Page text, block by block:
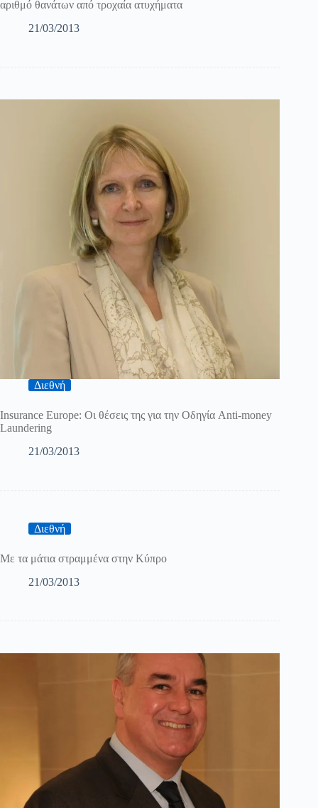
αριθμό θανάτων από τροχαία ατυχήματα
21/03/2013
Διεθνή
Insurance Europe: Οι θέσεις της για την Οδηγία Anti-money
Laundering
21/03/2013
Διεθνή
Με τα μάτια στραμμένα στην Κύπρο
21/03/2013